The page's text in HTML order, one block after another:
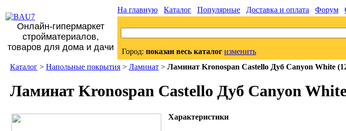
Онлайн-гипермаркет
стройматериалов,
товаров для дома и дачи
На главную Каталог Популярные Доставка и оплата Форум
Город: показан весь каталог изменить
Каталог > Напольные покрытия > Ламинат > Ламинат Kronospan Castello Дуб Canyon White
Ламинат Kronospan Castello Дуб Canyon
Характеристики